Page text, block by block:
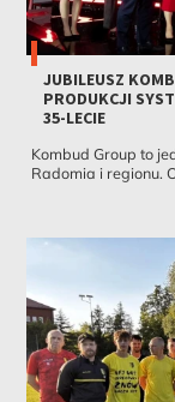
JUBILEUSZ
PRODUKCJI
35-LECIE
Kombud Group to
Radomia i regionu.